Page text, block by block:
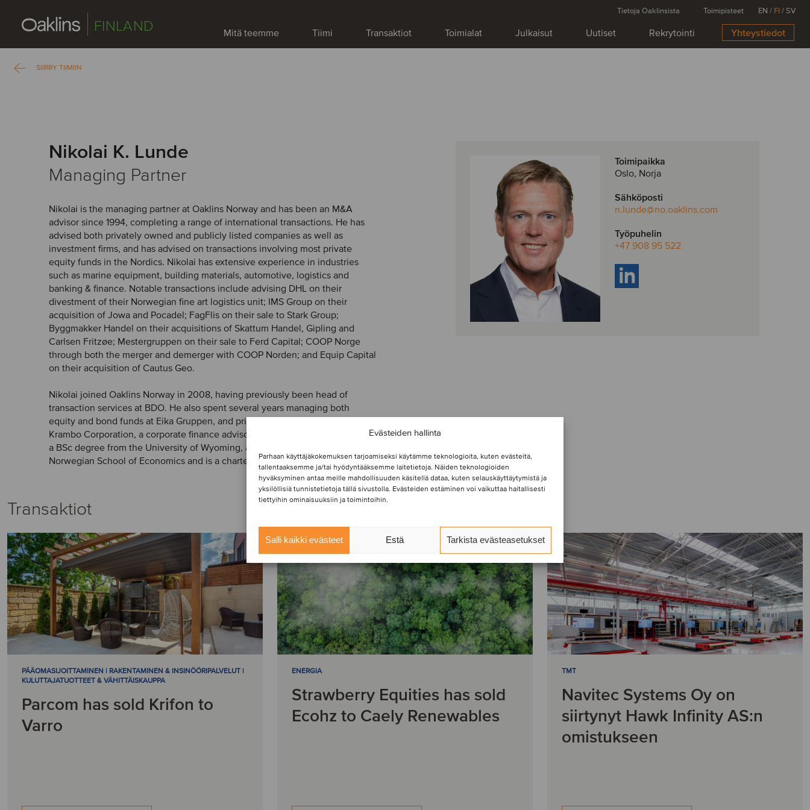
Evästeiden hallinta
Parhaan käyttäjäkokemuksen tarjoamiseksi käytämme teknologioita, kuten evästeitä,
tallentaaksemme ja/tai hyödyntääksemme laitetietoja. Näiden teknologioiden
hyväksyminen antaa meille mahdollisuuden käsitellä dataa, kuten selauskäyttäytymistä ja
yksilöllisiä tunnistetietoja tällä sivustolla. Evästeiden estäminen voi vaikuttaa haitallisesti
tiettyihin ominaisuuksiin ja toimintoihin.
Salli kaikki evästeet Estä Tarkista evästeasetukset
FINLAND Mitä teemme Tiimi Transaktiot Toimialat Julkaisut Uutiset Rekrytointi Yhteystiedot
Tietoja Oaklinsista Toimipisteet EN / FI/SV
SIIRRY TIIMIIN
Nikolai K. Lunde
Managing Partner
Nikolai is the managing partner at Oaklins Norway and has been an M&A
advisor since 1994, completing a range of international transactions. He has
advised both privately owned and publicly listed companies as well as
investment firms, and has advised on transactions involving most private
equity funds in the Nordics. Nikolai has extensive experience in industries
such as marine equipment, building materials, automotive, logistics and
banking & finance. Notable transactions include advising DHL on their
divestment of their Norwegian fine art logistics unit; IMS Group on their
acquisition of Jowa and Pocadel; FagFlis on their sale to Stark Group;
Byggmakker Handel on their acquisitions of Skattum Handel, Gipling and
Carlsen Fritzøe; Mestergruppen on their sale to Ferd Capital; COOP Norge
through both the merger and demerger with COOP Norden; and Equip Capital
on their acquisition of Cautus Geo.
Nikolai joined Oaklins Norway in 2008, having previously been head of
transaction services at BDO. He also spent several years managing both
equity and bond funds at Eika Gruppen, and prior to that, he worked for
Krambo Corporation, a corporate finance advisor in San Francisco. Nikolai has
a BSc degree from the University of Wyoming, an MBA in Finance from the
Norwegian School of Economics and is a chartered financial analyst (CFA).
Toimipaikka
Oslo, Norja
Sähköposti
n.lunde@no.oaklins.com
Työpuhelin
+47 908 95 522
Transaktiot
PÄÄOMASIJOITTAMINEN | RAKENTAMINEN & INSINÖÖRIPALVELUT |
KULUTTAJATUOTTEET & VÄHITTÄISKAUPPA
Parcom has sold Krifon to
Varro
ENERGIA
Strawberry Equities has sold
Ecohz to Caely Renewables
TMT
Navitec Systems Oy on
siirtynyt Hawk Infinity AS:n
omistukseen